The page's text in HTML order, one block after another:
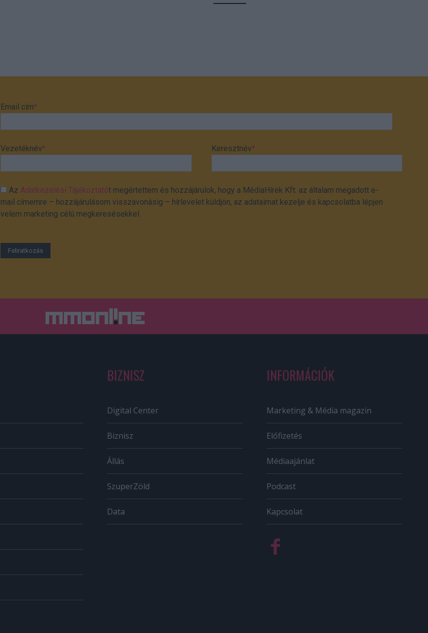
Email cím*
Vezetéknév* Keresztnév*
AzAdatkezelési Tájékoztatót megértettem és hozzájárulok, hogy a MédiaHírek Kft. az általam megadott e-
mail címemre – hozzájárulásom visszavonásig – hírlevelet küldjön, az adataimat kezelje és kapcsolatba lépjen
velem marketing célú megkeresésekkel.
BIZNISZ
Digital Center
Biznisz
Állás
SzuperZöld
Data
INFORMÁCIÓK
Marketing & Média magazin
Előfizetés
Médiaajánlat
Podcast
Kapcsolat